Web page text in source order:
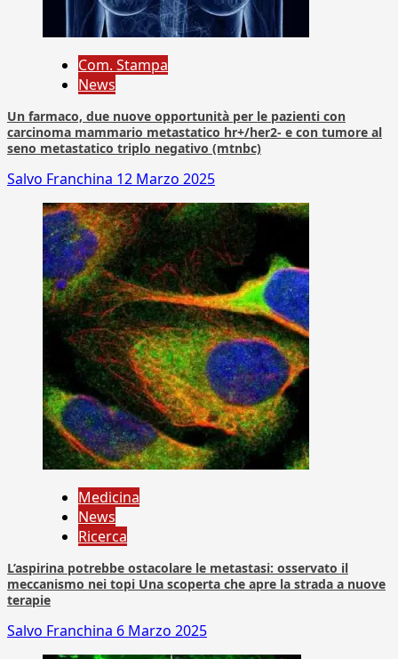
Com. Stampa
News
Un farmaco, due nuove opportunità per le pazienti con
carcinoma mammario metastatico hr+/her2- e con tumore al
seno metastatico triplo negativo (mtnbc)
Salvo Franchina 12 Marzo 2025
Medicina
News
Ricerca
L’aspirina potrebbe ostacolare le metastasi: osservato il
meccanismo nei topi Una scoperta che apre la strada a nuove
terapie
Salvo Franchina 6 Marzo 2025